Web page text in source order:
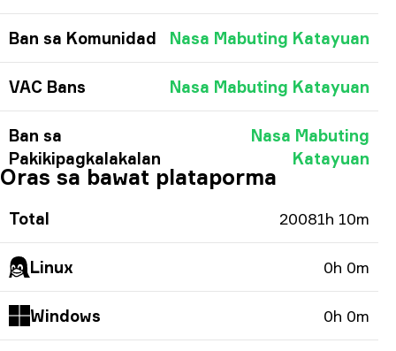
Ban sa Komunidad Nasa Mabuting Katayuan
VAC Bans Nasa Mabuting Katayuan
Ban sa
Pakikipagkalakalan
Nasa Mabuting
Katayuan
Oras sa bawat plataporma
Total 20081h 10m
Linux 0h 0m
Windows 0h 0m